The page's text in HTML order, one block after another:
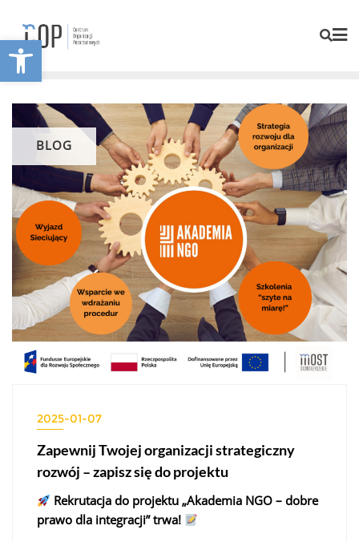
Otwórz pasek narzędzi
BLOG
2025-01-07
Zapewnij Twojej organizacji strategiczny
rozwój – zapisz się do projektu
Rekrutacja do projektu „Akademia NGO – dobre
prawo dla integracji” trwa!